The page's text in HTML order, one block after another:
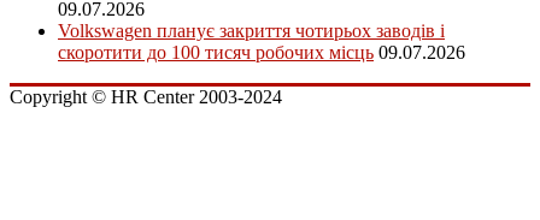
09.07.2026
Volkswagen планує закриття чотирьох заводів і
скоротити до 100 тисяч робочих місць 09.07.2026
Copyright © HR Center 2003-2024